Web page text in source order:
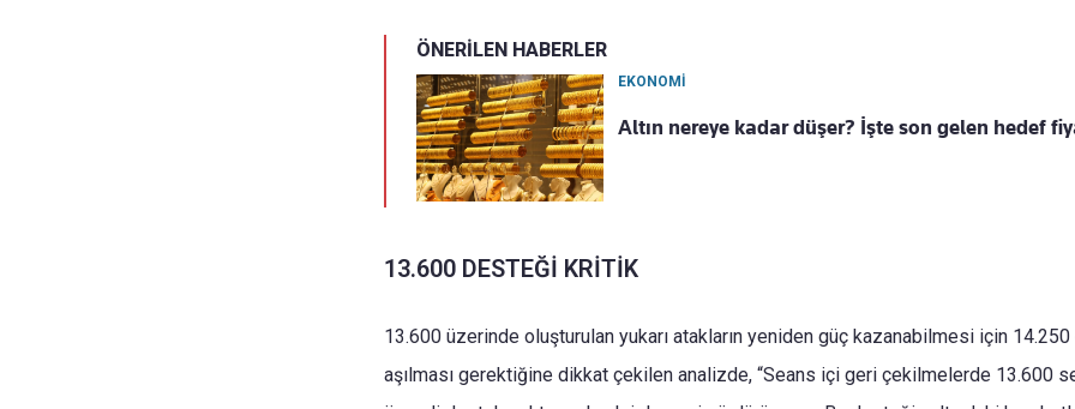
ÖNERİLEN HABERLER
EKONOMİ
Altın nereye kadar düşer? İşte son gelen hedef
13.600 DESTEĞİ KRİTİK
13.600 üzerinde oluşturulan yukarı atakların yeniden güç kazanabilmesi için
aşılması gerektiğine dikkat çekilen analizde, “Seans içi geri çekilmelerde 13.600